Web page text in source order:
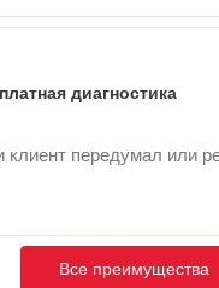
диагностика
клиент передумал или
Все преимущества